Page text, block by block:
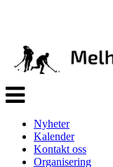
Veksle
navigasjon
Nyheter
Kalender
Kontakt oss
Organisering